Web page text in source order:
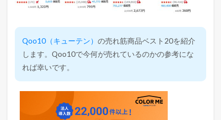
Qoo10（キューテン）の売れ筋商品ベスト20を紹介
します。Qoo10で今何が売れているのかの参考にな
れば幸いです。